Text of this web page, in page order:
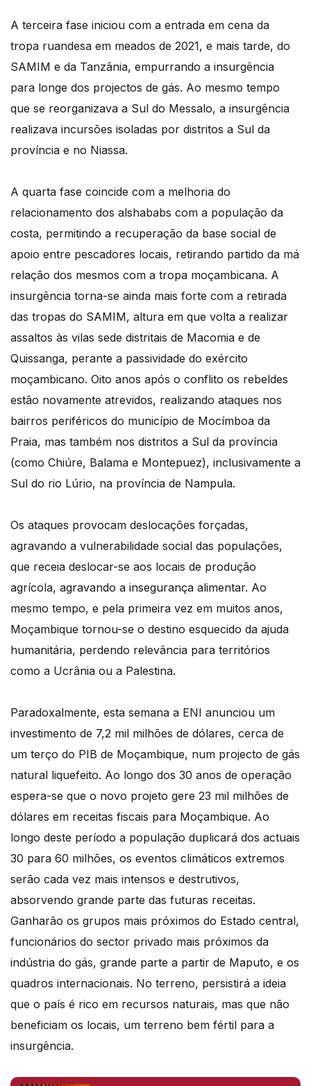
A terceira fase iniciou com a entrada em cena da
tropa ruandesa em meados de 2021, e mais tarde, do
SAMIM e da Tanzânia, empurrando a insurgência
para longe dos projectos de gás. Ao mesmo tempo
que se reorganizava a Sul do Messalo, a insurgência
realizava incursões isoladas por distritos a Sul da
província e no Niassa.
A quarta fase coincide com a melhoria do
relacionamento dos alshababs com a população da
costa, permitindo a recuperação da base social de
apoio entre pescadores locais, retirando partido da má
relação dos mesmos com a tropa moçambicana. A
insurgência torna-se ainda mais forte com a retirada
das tropas do SAMIM, altura em que volta a realizar
assaltos às vilas sede distritais de Macomia e de
Quissanga, perante a passividade do exército
moçambicano. Oito anos após o conflito os rebeldes
estão novamente atrevidos, realizando ataques nos
bairros periféricos do município de Mocímboa da
Praia, mas também nos distritos a Sul da província
(como Chiúre, Balama e Montepuez), inclusivamente a
Sul do rio Lúrio, na província de Nampula.
Os ataques provocam deslocações forçadas,
agravando a vulnerabilidade social das populações,
que receia deslocar-se aos locais de produção
agrícola, agravando a insegurança alimentar. Ao
mesmo tempo, e pela primeira vez em muitos anos,
Moçambique tornou-se o destino esquecido da ajuda
humanitária, perdendo relevância para territórios
como a Ucrânia ou a Palestina.
Paradoxalmente, esta semana a ENI anunciou um
investimento de 7,2 mil milhões de dólares, cerca de
um terço do PIB de Moçambique, num projecto de gás
natural liquefeito. Ao longo dos 30 anos de operação
espera-se que o novo projeto gere 23 mil milhões de
dólares em receitas fiscais para Moçambique. Ao
longo deste período a população duplicará dos actuais
30 para 60 milhões, os eventos climáticos extremos
serão cada vez mais intensos e destrutivos,
absorvendo grande parte das futuras receitas.
Ganharão os grupos mais próximos do Estado central,
funcionários do sector privado mais próximos da
indústria do gás, grande parte a partir de Maputo, e os
quadros internacionais. No terreno, persistirá a ideia
que o país é rico em recursos naturais, mas que não
beneficiam os locais, um terreno bem fértil para a
insurgência.